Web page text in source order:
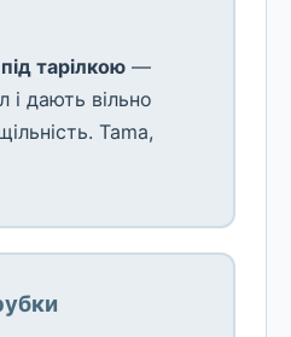
тарілкою —
дають вільно
Tama,